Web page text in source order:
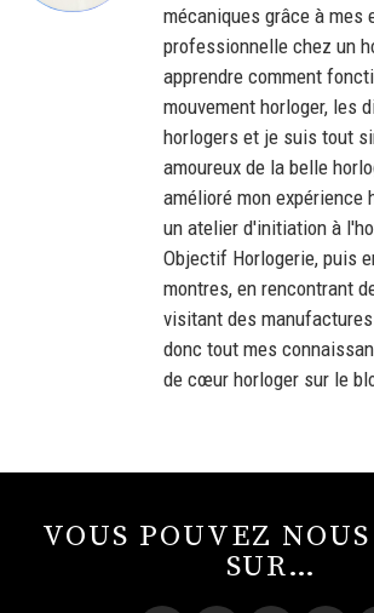
mécaniques grâce à mes
professionnelle chez un
apprendre comment
mouvement horloger, les
horlogers et je suis tout
amoureux de la belle
amélioré mon expérience
un atelier d'initiation à
Objectif Horlogerie, puis
montres, en rencontrant
visitant des
donc tout mes
de cœur horloger sur le
VOUS POUVEZ
SUR…